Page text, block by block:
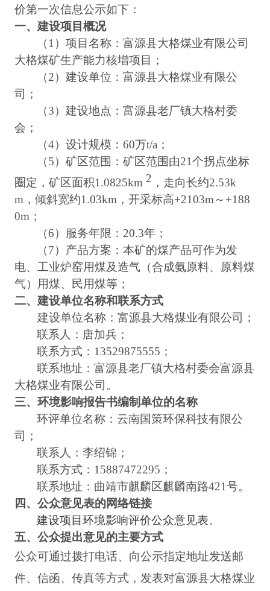
价第一次信息公示如下：
一、建设项目概况
（1）项目名称： 富源县大格煤业有限公司
大格煤矿生产能力核增项目
；
（2）建设单位： 富源县大格煤业有限公
司 ；
（3）建设地点： 富源县老厂镇大格村委
会 ；
（4） 设计规模： 60万t/a ；
（5）矿区范围： 矿区范围由21个拐点坐标
圈定 ，矿区面积1.0825km 2 ， 走向长约2.53k
m，倾斜宽约1.03km ，开采标高+2103m～+188
0m ；
（6） 服务年限： 20.3年；
（7）产品方案： 本矿的煤产品可作为发
电、工业炉窑用煤及造气（合成氨原料、原料煤
气）用煤、民用煤等；
二、 建设单位名称和联系方式
建设单位名称： 富源县大格煤业有限公司 ；
联系人：唐加兵；
联系方式： 13529875555；
联系地址： 富源县老厂镇大格村委会富源县
大格煤业有限公司 。
三、 环境影响报告书编制单位的名称
环评单位名称：云南国策环保科技有限公
司；
联系人：李绍锦；
联系方式： 15887472295；
联系地址：曲靖市麒麟区麒麟南路421号。
四、公众意见表的网络链接
建设项目环境影响评价公众意见表。
五、公众提出意见的主要方式
公众可通过拨打电话、向公示指定地址发送邮
件、信函、传真等方式，发表对富源县大格煤业